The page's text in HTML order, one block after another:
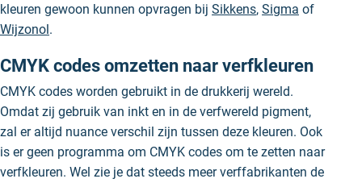
kleuren gewoon kunnen opvragen bij Sikkens, Sigma of
Wijzonol.
CMYK codes omzetten naar verfkleuren
CMYK codes worden gebruikt in de drukkerij wereld.
Omdat zij gebruik van inkt en in de verfwereld pigment,
zal er altijd nuance verschil zijn tussen deze kleuren. Ook
is er geen programma om CMYK codes om te zetten naar
verfkleuren. Wel zie je dat steeds meer verffabrikanten de